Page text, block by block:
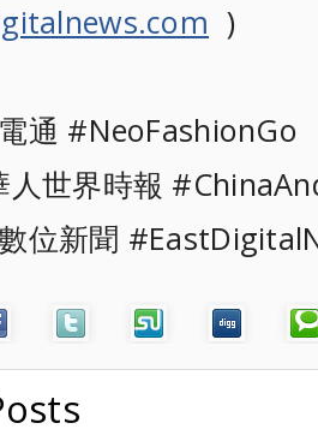
)
通
人世界時報
數位新聞